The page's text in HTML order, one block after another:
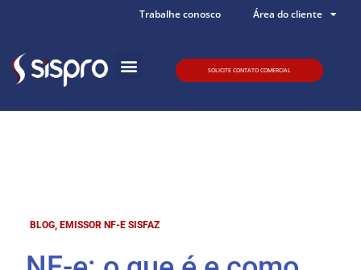
Trabalhe conosco Área do cliente
SOLICITE CONTATO COMERCIAL
BLOG ,EMISSOR NF-E SISFAZ